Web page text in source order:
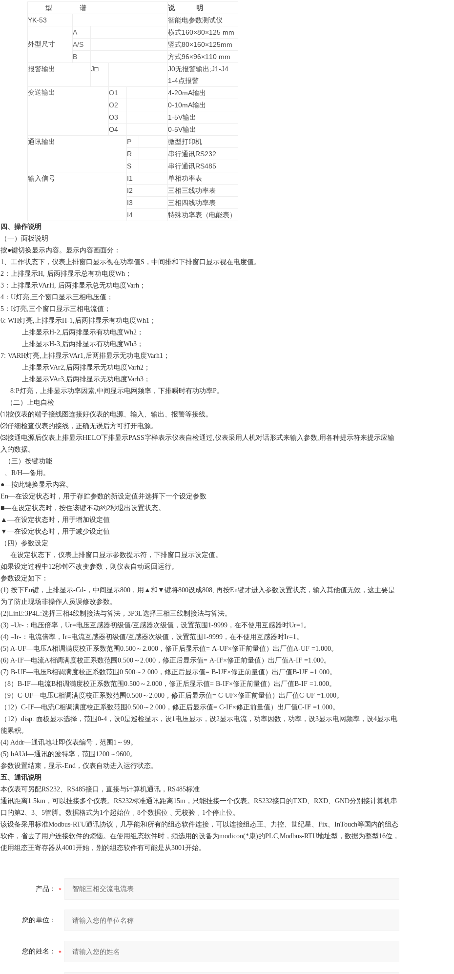
型 谱 说
明
YK-53
智能电参数测试仪
外型尺寸
A
横式160×80×125 mm
A/S
竖式80×160×125mm
B
方式96×96×110 mm
报警输出
J□
J0无报警输出;J1-J4
1-4点报警
变送输出 O1
4-20mA输出
O2
0-10mA输出
O3
1-5V输出
O4
0-5V输出
通讯输出
P
微型打印机
R
串行通讯RS232
S
串行通讯RS485
输入信号
I1
单相功率表
I2
三相三线功率表
I3
三相四线功率表
I4
特殊功率表（电能表）
四、操作说明
（一）面板说明
按●键切换显示内容。显示内容画面分：
1、工作状态下，仪表上排窗口显示视在功率值S，中间排和下排窗口显示视在电度值。
2：上排显示H, 后两排显示总有功电度Wh；
3：上排显示VArH, 后两排显示总无功电度Varh；
4：U灯亮,三个窗口显示三相电压值；
5：I灯亮,三个窗口显示三相电流值；
6: WH灯亮,上排显示H-1,后两排显示有功电度Wh1；
上排显示H-2,后两排显示有功电度Wh2；
上排显示H-3,后两排显示有功电度Wh3；
7: VARH灯亮,上排显示VAr1,后两排显示无功电度Varh1；
上排显示VAr2,后两排显示无功电度Varh2；
上排显示VAr3,后两排显示无功电度Varh3；
8:P灯亮，上排显示功率因素,中间显示电网频率，下排瞬时有功功率P。
（二）上电自检
⑴按仪表的端子接线图连接好仪表的电源、输入、输出、报警等接线。
⑵仔细检查仪表的接线，正确无误后方可打开电源。
⑶接通电源后仪表上排显示HELO下排显示PASS字样表示仪表自检通过,仪表采用人机对话形式来输入参数,用各种提示符来提示应输
入的数据。
（三）按键功能
、R/H—备用。
●—按此键换显示内容。
En—在设定状态时，用于存贮参数的新设定值并选择下一个设定参数
■—在设定状态时，按住该键不动约2秒退出设置状态。
▲—在设定状态时，用于增加设定值
▼—在设定状态时，用于减少设定值
（四）参数设定
在设定状态下，仪表上排窗口显示参数提示符，下排窗口显示设定值。
如果设定过程中12秒钟不改变参数，则仪表自动返回运行。
参数设定如下：
(1) 按下En键，上排显示-Cd-，中间显示800，用▲和▼键将800设成808, 再按En键才进入参数设置状态，输入其他值无效，这主要是
为了防止现场非操作人员误修改参数。
(2)LinE:3P4L:选择三相4线制接法与算法，3P3L选择三相三线制接法与算法。
(3) –Ur-：电压倍率，Ur=电压互感器初级值/互感器次级值，设置范围1-9999，在不使用互感器时Ur=1。
(4) –Ir-：电流倍率，Ir=电流互感器初级值/互感器次级值，设置范围1-9999，在不使用互感器时Ir=1。
(5) A-UF—电压A相调满度校正系数范围0.500～2.000，修正后显示值= A-UF×修正前量值）出厂值A-UF =1.000。
(6) A-IF—电流A相调满度校正系数范围0.500～2.000，修正后显示值= A-IF×修正前量值）出厂值A-IF =1.000。
(7) B-UF—电压B相调满度校正系数范围0.500～2.000，修正后显示值= B-UF×修正前量值）出厂值B-UF =1.000。
（8）B-IF—电流B相调满度校正系数范围0.500～2.000，修正后显示值= B-IF×修正前量值）出厂值B-IF =1.000。
（9）C-UF—电压C相调满度校正系数范围0.500～2.000，修正后显示值= C-UF×修正前量值）出厂值C-UF =1.000。
（12）C-IF—电流C相调满度校正系数范围0.500～2.000，修正后显示值= C-IF×修正前量值）出厂值C-IF =1.000。
（12）disp: 面板显示选择，范围0-4，设0是巡检显示，设1电压显示，设2显示电流，功率因数，功率，设3显示电网频率，设4显示电
能累积。
(4) Addr—通讯地址即仪表编号，范围1～99。
(5) bAUd—通讯的波特率，范围1200～9600。
参数设置结束，显示-End，仪表自动进入运行状态。
五、通讯说明
本仪表可另配RS232、RS485接口，直接与计算机通讯，RS485标准
通讯距离1.5km，可以挂接多个仪表。RS232标准通讯距离15m，只能挂接一个仪表。RS232接口的TXD、RXD、GND分别接计算机串
口的第2、3、5管脚。数据格式为1个起始位﹑8个数据位﹑无校验﹑1个停止位。
该设备采用标准Modbus-RTU通讯协议，几乎能和所有的组态软件连接，可以连接组态王、力控、世纪星、Fix、InTouch等国内的组态
软件，省去了用户连接软件的烦恼。在使用组态软件时，须选用的设备为modicon(*康)的PLC,Modbus-RTU地址型，数据为整型16位，
使用组态王寄存器从4001开始，别的组态软件有可能是从3001开始。
产品：
您的单位：
您的姓名：